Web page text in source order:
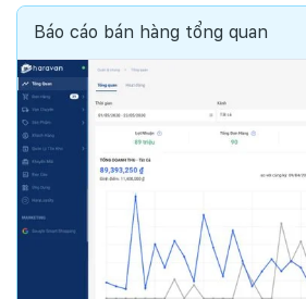
Báo cáo bán hàng tổng quan